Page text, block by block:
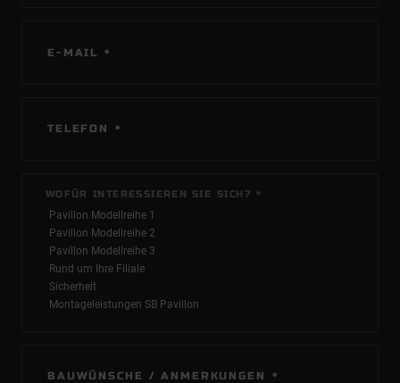
PFLICHTFELD
E-MAIL *
PFLICHTFELD
TELEFON *
PFLICHTFELD
WOFÜR INTERESSIEREN SIE SICH? *
PFLICHTFELD
BAUWÜNSCHE / ANMERKUNGEN *